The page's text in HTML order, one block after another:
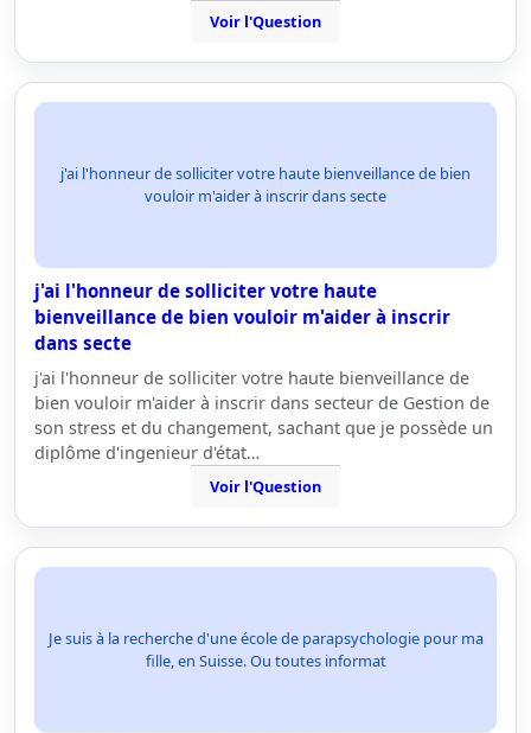
Voir l'Question
j'ai l'honneur de solliciter votre haute bienveillance de bien
vouloir m'aider à inscrir dans secte
j'ai l'honneur de solliciter votre haute
bienveillance de bien vouloir m'aider à inscrir
dans secte
j'ai l'honneur de solliciter votre haute bienveillance de
bien vouloir m'aider à inscrir dans secteur de Gestion de
son stress et du changement, sachant que je possède un
diplôme d'ingenieur d'état…
Voir l'Question
Je suis à la recherche d'une école de parapsychologie pour ma
fille, en Suisse. Ou toutes informat